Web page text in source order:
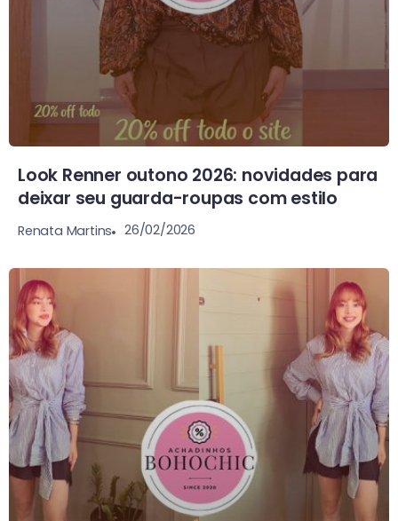
Look Renner outono 2026: novidades para
deixar seu guarda-roupas com estilo
Renata Martins 26/02/2026